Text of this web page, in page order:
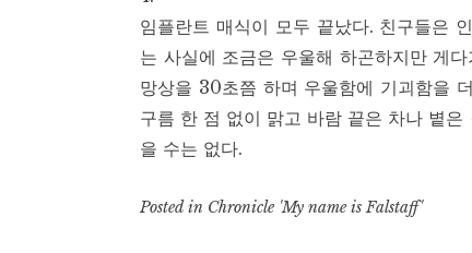
임플란트 매식이 모두 끝났다. 친구들은
는 사실에 조금은 우울해 하곤하지만 게
망상을 30초쯤 하며 우울함에 기괴함을
구름 한 점 없이 맑고 바람 끝은 차나 볕
을 수는 없다.
Posted in Chronicle 'My name is Falstaff'